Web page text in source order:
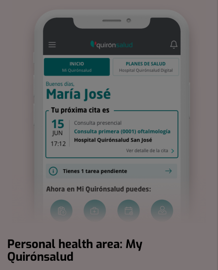
Personal health area: My
Quirónsalud